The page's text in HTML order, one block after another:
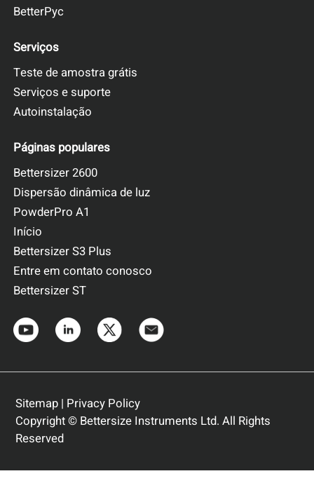
BetterPyc
Serviços
Teste de amostra grátis
Serviços e suporte
Autoinstalação
Páginas populares
Bettersizer 2600
Dispersão dinâmica de luz
PowderPro A1
Início
Bettersizer S3 Plus
Entre em contato conosco
Bettersizer ST
Sitemap| Privacy Policy
Copyright © Bettersize Instruments Ltd. All Rights
Reserved